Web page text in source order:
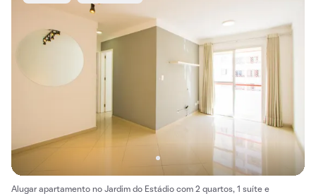
Alugar apartamento no Jardim do Estádio com 2 quartos, 1 suíte e